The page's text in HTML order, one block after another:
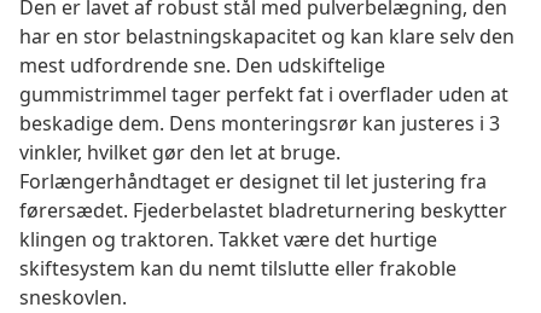
Den er lavet af robust stål med pulverbelægning, den
har en stor belastningskapacitet og kan klare selv den
mest udfordrende sne. Den udskiftelige
gummistrimmel tager perfekt fat i overflader uden at
beskadige dem. Dens monteringsrør kan justeres i 3
vinkler, hvilket gør den let at bruge.
Forlængerhåndtaget er designet til let justering fra
førersædet. Fjederbelastet bladreturnering beskytter
klingen og traktoren. Takket være det hurtige
skiftesystem kan du nemt tilslutte eller frakoble
sneskovlen.